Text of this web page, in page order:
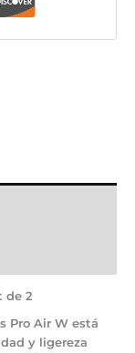
de 2
Pro Air W está
y ligereza